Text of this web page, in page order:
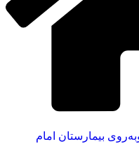
بیمارستان امام